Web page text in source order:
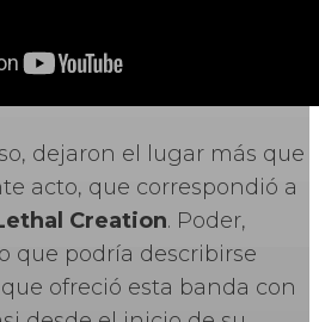
dejaron el lugar más que
acto, que correspondió a
Creation. Poder,
que podría describirse
ofreció esta banda con